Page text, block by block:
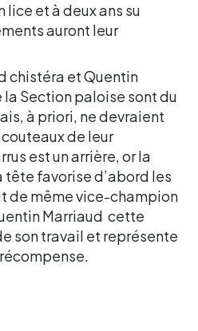
lice et à deux ans su
auront leur
chistéra et Quentin
Section paloise sont du
à priori, ne devraient
de leur
est un arrière, or la
favorise d’abord les
de même vice-champion
Marriaud cette
son travail et représente